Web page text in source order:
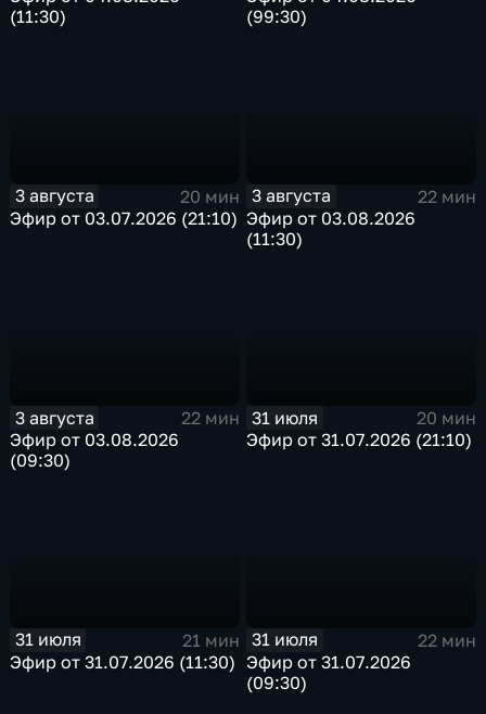
(11:30)
(99:30)
3 августа
20 мин
Эфир от 03.07.2026 (21:10)
3 августа
22 мин
Эфир от 03.08.2026
(11:30)
3 августа
22 мин
Эфир от 03.08.2026
(09:30)
31 июля
20 мин
Эфир от 31.07.2026 (21:10)
31 июля
21 мин
Эфир от 31.07.2026 (11:30)
31 июля
22 мин
Эфир от 31.07.2026
(09:30)